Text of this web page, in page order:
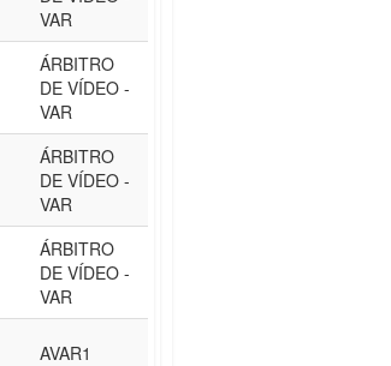
VAR
ÁRBITRO
DE VÍDEO -
VAR
ÁRBITRO
DE VÍDEO -
VAR
ÁRBITRO
DE VÍDEO -
VAR
AVAR1